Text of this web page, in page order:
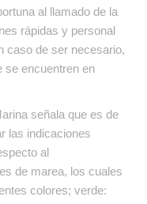
al llamado de la
rápidas y personal
caso de ser necesario,
se encuentren en
señala que es de
las indicaciones
al
de marea, los cuales
colores; verde: